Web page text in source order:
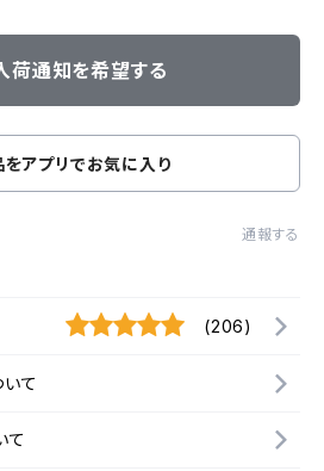
荷通知を希望する
アプリでお気に入り
通報する
(206)
て
て